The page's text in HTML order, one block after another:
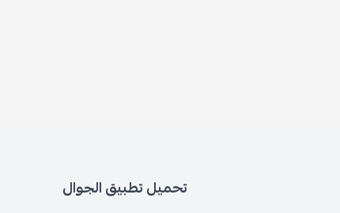
تحميل تطبيق الجوال